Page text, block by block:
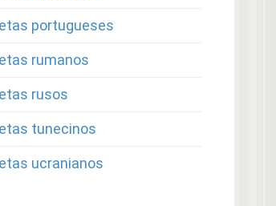
portugueses
rumanos
rusos
tunecinos
ucranianos